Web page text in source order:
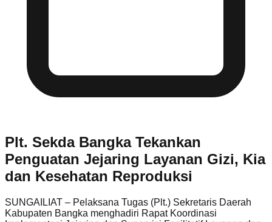
Plt. Sekda Bangka Tekankan
Penguatan Jejaring Layanan Gizi, Kia
dan Kesehatan Reproduksi
SUNGAILIAT – Pelaksana Tugas (Plt.) Sekretaris Daerah
Kabupaten Bangka menghadiri Rapat Koordinasi